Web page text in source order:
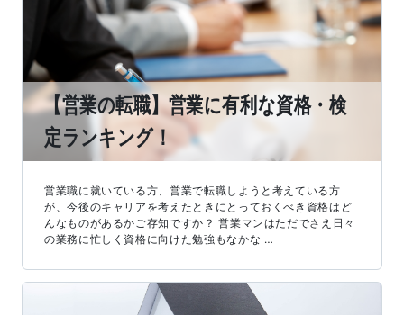
【営業の転職】営業に有利な資格・検
定ランキング！
営業職に就いている方、営業で転職しようと考えている方
が、今後のキャリアを考えたときにとっておくべき資格はど
んなものがあるかご存知ですか？ 営業マンはただでさえ日々
の業務に忙しく資格に向けた勉強もなかな …